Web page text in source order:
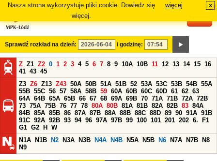
Nasza strona wykorzystuje pliki cookie. Dowiedz się
więcej.
więcej x
Sprawdź rozkład na dzień: i godzinę:
Z Z1 Z2 0 1 2 3 4 5 6 7 8 9 10A 10B 11 12 13 14 15 16
41 43 45
Z3 Z6 Z13 Z43 50A 50B 51A 51B 52 53A 53C 53B 54B 55A
55B 55C 56 57 58A 58B 59 60A 60B 60C 60D 61 62 63
64A 64B 65A 65B 66 67 68 69A 69B 70 71A 71B 72A 72B
73 75A 75B 76 77 78 80A 80B 81A 81B 82A 82B 83 84A
84B 85A 85B 86 87A 87B 88A 88B 88C 88D 89 90 91A 91B
91C 92A 92B 93 94 96 97A 97B 99 100 101 201 202 6.
F1
G1 G2 H
W
N1A
N1B N2 N3A N3B N4A N4B N5A N5B N6 N7A N7B
N8
N9